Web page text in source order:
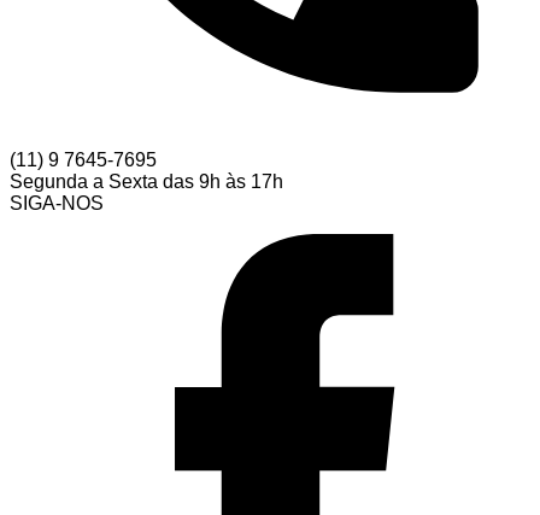
(11) 9 7645-7695
Segunda a Sexta das 9h às 17h
SIGA-NOS